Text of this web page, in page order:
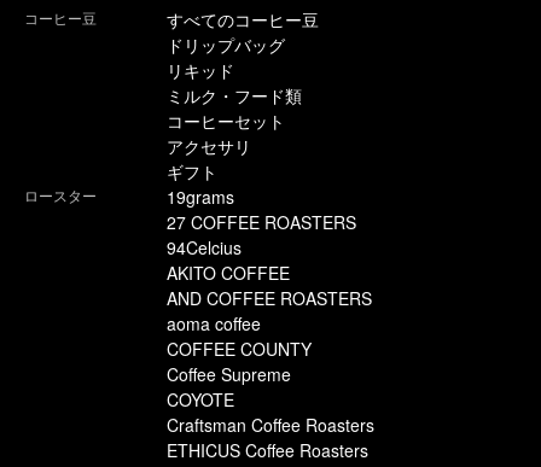
コーヒー豆
すべてのコーヒー豆
ドリップバッグ
リキッド
ミルク・フード類
コーヒーセット
アクセサリ
ギフト
ロースター
19grams
27 COFFEE ROASTERS
94Celcius
AKITO COFFEE
AND COFFEE ROASTERS
aoma coffee
COFFEE COUNTY
Coffee Supreme
COYOTE
Craftsman Coffee Roasters
ETHICUS Coffee Roasters